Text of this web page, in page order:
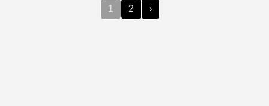
1 2 ›